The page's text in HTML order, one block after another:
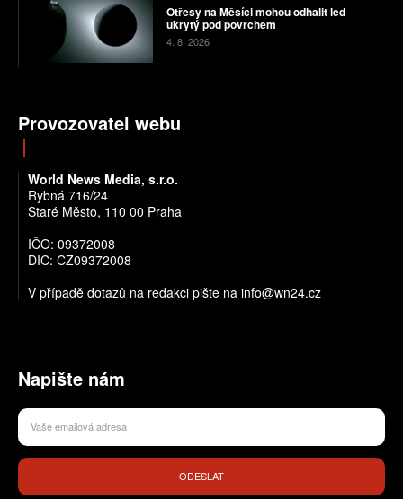
Otřesy na Měsíci mohou odhalit led
ukrytý pod povrchem
4. 8. 2026
Provozovatel webu
World News Media, s.r.o.
Rybná 716/24
Staré Město, 110 00 Praha
IČO: 09372008
DIČ: CZ09372008
V případě dotazů na redakci pište na info@wn24.cz
Napište nám
ODESLAT